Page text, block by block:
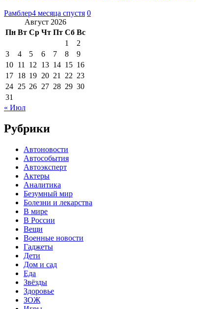
Рамблер4 месяца спустя 0
Август 2026
Пн Вт Ср Чт Пт Сб Вс
1
2
3
4 5 6 7 8
9
10 11 12 13 14 15 16
17 18 19 20 21 22 23
24 25 26 27 28 29 30
31
« Июл
Рубрики
Автоновости
Автособытия
Автоэксперт
Актеры
Аналитика
Безумный мир
Болезни и лекарства
В мире
В России
Вещи
Военные новости
Гаджеты
Дети
Дом и сад
Еда
Звёзды
Здоровье
ЗОЖ